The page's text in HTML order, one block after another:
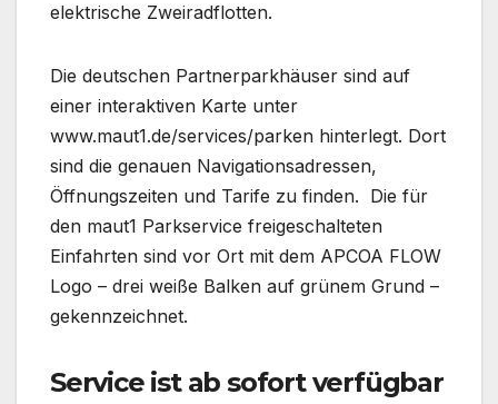
elektrische Zweiradflotten.
Die deutschen Partnerparkhäuser sind auf
einer interaktiven Karte unter
www.maut1.de/services/parken hinterlegt. Dort
sind die genauen Navigationsadressen,
Öffnungszeiten und Tarife zu finden. Die für
den maut1 Parkservice freigeschalteten
Einfahrten sind vor Ort mit dem APCOA FLOW
Logo – drei weiße Balken auf grünem Grund –
gekennzeichnet.
Service ist ab sofort verfügbar